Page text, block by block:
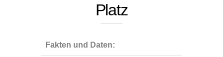
Platz
Fakten und Daten: